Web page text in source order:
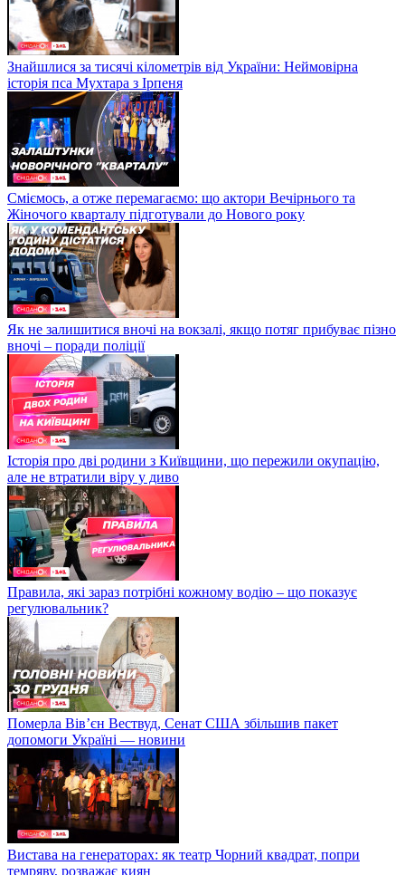
Знайшлися за тисячі кілометрів від України: Неймовірна
історія пса Мухтара з Ірпеня
Сміємось, а отже перемагаємо: що актори Вечірнього та
Жіночого кварталу підготували до Нового року
Як не залишитися вночі на вокзалі, якщо потяг прибуває пізно
вночі – поради поліції
Історія про дві родини з Київщини, що пережили окупацію,
але не втратили віру у диво
Правила, які зараз потрібні кожному водію – що показує
регулювальник?
Померла Вівʼєн Вествуд, Сенат США збільшив пакет
допомоги Україні — новини
Вистава на генераторах: як театр Чорний квадрат, попри
темряву, розважає киян